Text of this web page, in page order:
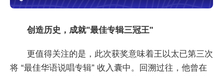
创造历史，成就"最佳专辑三冠王"
更值得关注的是，此次获奖意味着王以太已第三次
将 “最佳华语说唱专辑” 收入囊中。回溯过往，他曾在